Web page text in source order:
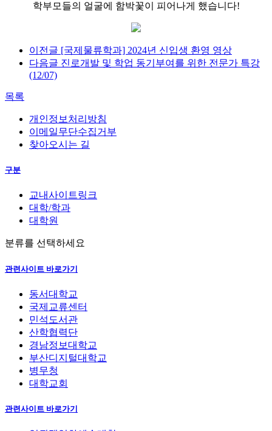
학부모들의 얼굴에 함박꽃이 피어나게 했습니다!
이전글 [국제물류학과] 2024년 신입생 환영 영상
다음글 진로개발 및 학업 동기부여를 위한 전문가 특강
(12/07)
목록
개인정보처리방침
이메일무단수집거부
찾아오시는 길
구분
교내사이트링크
대학/학과
대학원
분류를 선택하세요
관련사이트 바로가기
동서대학교
국제교류센터
민석도서관
산학협력단
경남정보대학교
부산디지털대학교
병무청
대학교회
관련사이트 바로가기